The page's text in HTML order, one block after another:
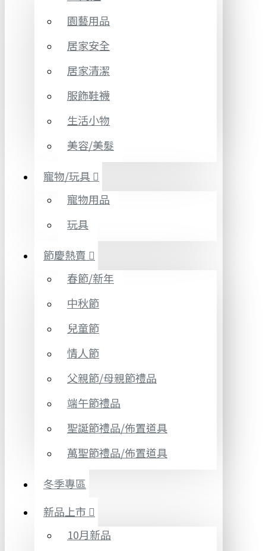
園藝用品
居家安全
居家清潔
服飾鞋襪
生活小物
美容/美髮
寵物/玩具
寵物用品
玩具
節慶熱賣
春節/新年
中秋節
兒童節
情人節
父親節/母親節禮品
端午節禮品
聖誕節禮品/佈置道具
萬聖節禮品/佈置道具
冬季專區
新品上市
10月新品